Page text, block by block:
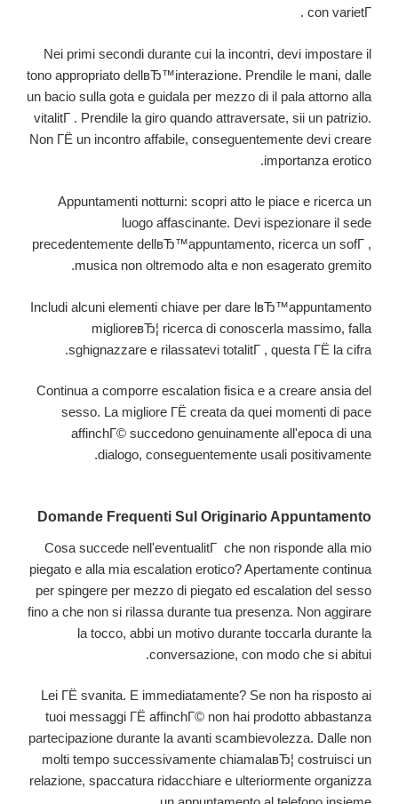
con varietГ .
Nei primi secondi durante cui la incontri, devi impostare il
tono appropriato dellвЂ™interazione. Prendile le mani, dalle
un bacio sulla gota e guidala per mezzo di il pala attorno alla
vitalitГ . Prendile la giro quando attraversate, sii un patrizio.
Non ГЁ un incontro affabile, conseguentemente devi creare
importanza erotico.
Appuntamenti notturni: scopri atto le piace e ricerca un
luogo affascinante. Devi ispezionare il sede
precedentemente dellвЂ™appuntamento, ricerca un sofГ ,
musica non oltremodo alta e non esagerato gremito.
Includi alcuni elementi chiave per dare lвЂ™appuntamento
miglioreвЂ¦ ricerca di conoscerla massimo, falla
sghignazzare e rilassatevi totalitГ , questa ГЁ la cifra.
Continua a comporre escalation fisica e a creare ansia del
sesso. La migliore ГЁ creata da quei momenti di pace
affinchГ© succedono genuinamente all'epoca di una
dialogo, conseguentemente usali positivamente.
Domande Frequenti Sul Originario Appuntamento
Cosa succede nell'eventualitГ che non risponde alla mio
piegato e alla mia escalation erotico? Apertamente continua
per spingere per mezzo di piegato ed escalation del sesso
fino a che non si rilassa durante tua presenza. Non aggirare
la tocco, abbi un motivo durante toccarla durante la
conversazione, con modo che si abitui.
Lei ГЁ svanita. E immediatamente? Se non ha risposto ai
tuoi messaggi ГЁ affinchГ© non hai prodotto abbastanza
partecipazione durante la avanti scambievolezza. Dalle non
molti tempo successivamente chiamalaвЂ¦ costruisci un
relazione, spaccatura ridacchiare e ulteriormente organizza